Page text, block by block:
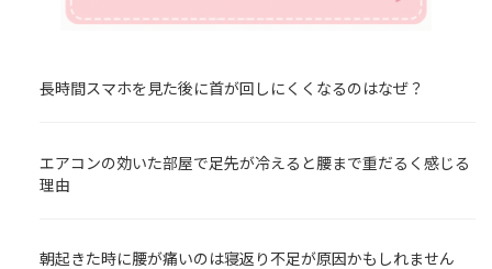
長時間スマホを見た後に首が回しにくくなるのはなぜ？
エアコンの効いた部屋で足先が冷えると腰まで重だるく感じる
理由
朝起きた時に腰が痛いのは寝返り不足が原因かもしれません